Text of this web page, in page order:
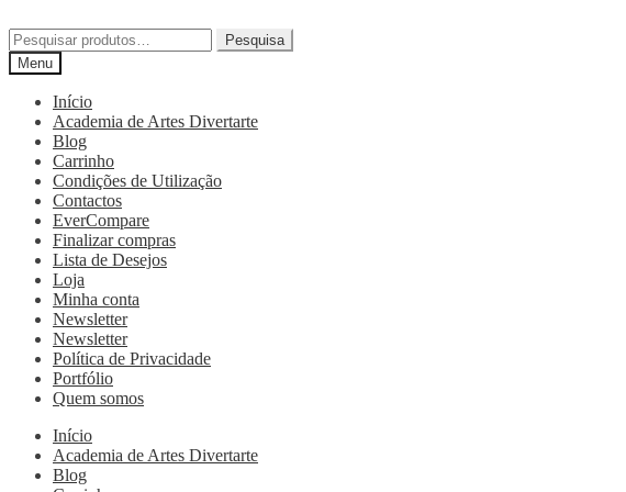
Pesquisa
Menu
Início
Academia de Artes Divertarte
Blog
Carrinho
Condições de Utilização
Contactos
EverCompare
Finalizar compras
Lista de Desejos
Loja
Minha conta
Newsletter
Newsletter
Política de Privacidade
Portfólio
Quem somos
Início
Academia de Artes Divertarte
Blog